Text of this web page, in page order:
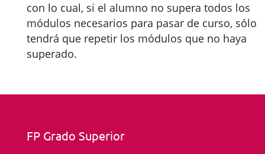
con lo cual, si el alumno no supera todos los
módulos necesarios para pasar de curso, sólo
tendrá que repetir los módulos que no haya
superado.
FP Grado Superior